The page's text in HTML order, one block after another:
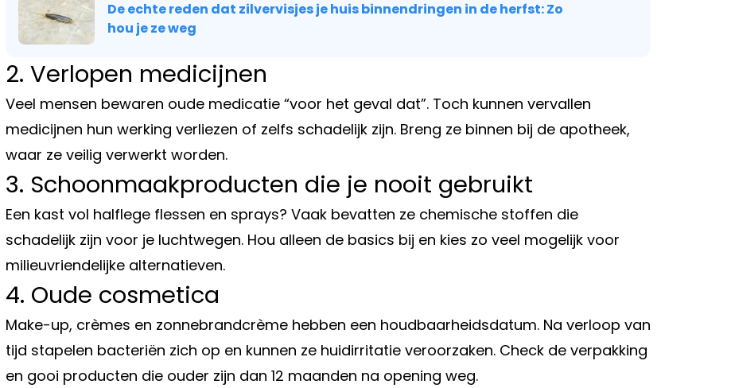
De echte reden dat zilvervisjes je huis binnendringen in de herfst: Zo
hou je ze weg
2. Verlopen medicijnen
Veel mensen bewaren oude medicatie “voor het geval dat”. Toch kunnen vervallen
medicijnen hun werking verliezen of zelfs schadelijk zijn. Breng ze binnen bij de apotheek,
waar ze veilig verwerkt worden.
3. Schoonmaakproducten die je nooit gebruikt
Een kast vol halflege flessen en sprays? Vaak bevatten ze chemische stoffen die
schadelijk zijn voor je luchtwegen. Hou alleen de basics bij en kies zo veel mogelijk voor
milieuvriendelijke alternatieven.
4. Oude cosmetica
Make-up, crèmes en zonnebrandcrème hebben een houdbaarheidsdatum. Na verloop van
tijd stapelen bacteriën zich op en kunnen ze huidirritatie veroorzaken. Check de verpakking
en gooi producten die ouder zijn dan 12 maanden na opening weg.